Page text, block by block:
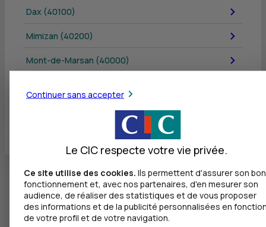
Dax (40100)
Mimizan (40200)
Mont-de-Marsan (40000)
Tous les départements
Continuer sans accepter
Le CIC respecte votre vie privée.
Ce site utilise des cookies. Ils permettent d'assurer son bon
fonctionnement et, avec nos partenaires, d'en mesurer son
audience, de réaliser des statistiques et de vous proposer
des informations et de la publicité personnalisées en
de votre profil et de votre navigation.